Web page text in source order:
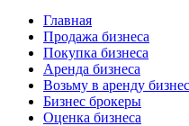
Главная
Продажа бизнеса
Покупка бизнеса
Аренда бизнеса
Возьму в аренду бизнес
Бизнес брокеры
Оценка бизнеса